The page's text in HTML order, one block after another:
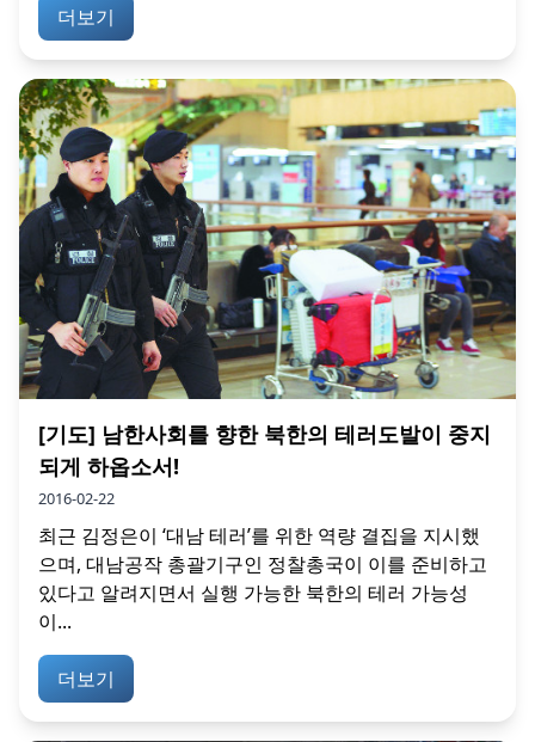
더보기
[기도] 남한사회를 향한 북한의 테러도발이 중지
되게 하옵소서!
2016-02-22
최근 김정은이 ‘대남 테러’를 위한 역량 결집을 지시했
으며, 대남공작 총괄기구인 정찰총국이 이를 준비하고
있다고 알려지면서 실행 가능한 북한의 테러 가능성
이...
더보기